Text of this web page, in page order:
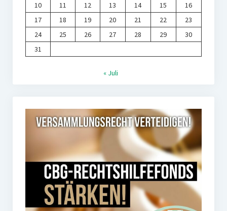
10 11 12 13 14 15
16
17
18 19 20 21 22
23
24
25 26 27 28 29
30
31
« Juli